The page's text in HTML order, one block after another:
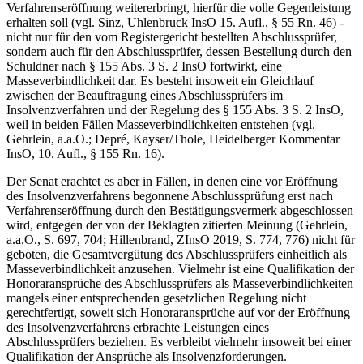
Verfahrenseröffnung weitererbringt, hierfür die volle Gegenleistung
erhalten soll (vgl. Sinz, Uhlenbruck InsO 15. Aufl., § 55 Rn. 46) -
nicht nur für den vom Registergericht bestellten Abschlussprüfer,
sondern auch für den Abschlussprüfer, dessen Bestellung durch den
Schuldner nach § 155 Abs. 3 S. 2 InsO fortwirkt, eine
Masseverbindlichkeit dar. Es besteht insoweit ein Gleichlauf
zwischen der Beauftragung eines Abschlussprüfers im
Insolvenzverfahren und der Regelung des § 155 Abs. 3 S. 2 InsO,
weil in beiden Fällen Masseverbindlichkeiten entstehen (vgl.
Gehrlein, a.a.O.; Depré, Kayser/Thole, Heidelberger Kommentar
InsO, 10. Aufl., § 155 Rn. 16).
Der Senat erachtet es aber in Fällen, in denen eine vor Eröffnung
des Insolvenzverfahrens begonnene Abschlussprüfung erst nach
Verfahrenseröffnung durch den Bestätigungsvermerk abgeschlossen
wird, entgegen der von der Beklagten zitierten Meinung (Gehrlein,
a.a.O., S. 697, 704; Hillenbrand, ZInsO 2019, S. 774, 776) nicht für
geboten, die Gesamtvergütung des Abschlussprüfers einheitlich als
Masseverbindlichkeit anzusehen. Vielmehr ist eine Qualifikation der
Honoraransprüche des Abschlussprüfers als Masseverbindlichkeiten
mangels einer entsprechenden gesetzlichen Regelung nicht
gerechtfertigt, soweit sich Honoraransprüche auf vor der Eröffnung
des Insolvenzverfahrens erbrachte Leistungen eines
Abschlussprüfers beziehen. Es verbleibt vielmehr insoweit bei einer
Qualifikation der Ansprüche als Insolvenzforderungen.